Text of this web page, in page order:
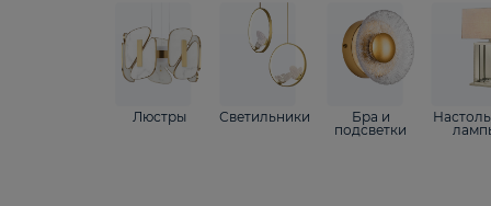
Люстры Светильники
Бра и
подсветки